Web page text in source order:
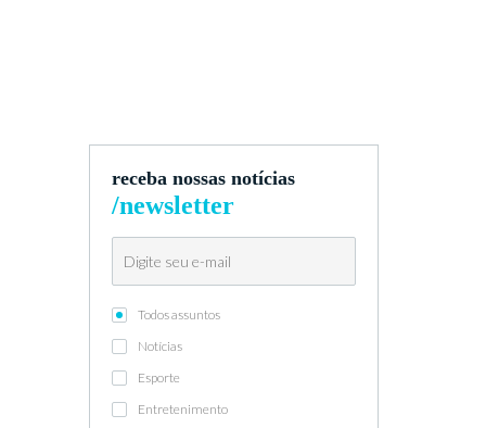
receba nossas notícias
/newsletter
Todos assuntos
Notícias
Esporte
Entretenimento